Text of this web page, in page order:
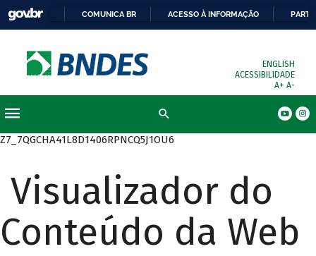
COMUNICA BR ACESSO À INFORMAÇÃO
ENGLISH
ACESSIBILIDADE
A+ A-
Z7_7QGCHA41L8D1406RPNCQ5J1OU6
Visualizador do
Conteúdo da Web